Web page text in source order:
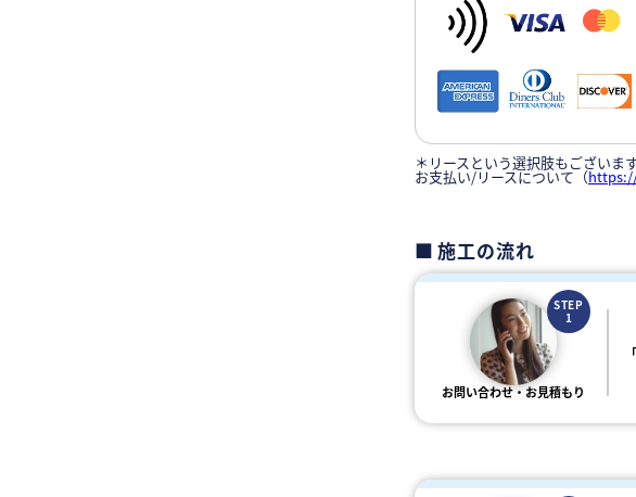
＊リースという選択肢もございま
お支払い/リースについて（
施工の流れ
STEP
1
お問い合わせ・お見積もり